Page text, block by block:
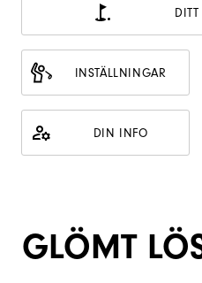
DITT
INSTÄLLNINGAR
DIN INFO
GLÖMT